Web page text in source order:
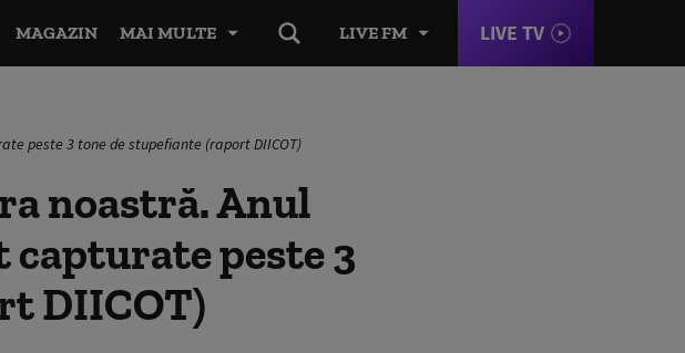
LIVE FM LIVE TV
MAGAZIN MAI MULTE
peste 3 tone de stupefiante (raport DIICOT)
noastră. Anul
peste 3
DIICOT)